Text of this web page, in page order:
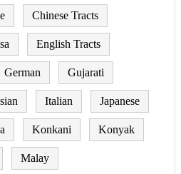
Chinese Tracts
English Tracts
German Gujarati
Italian Japanese
Konkani Konyak
Malay